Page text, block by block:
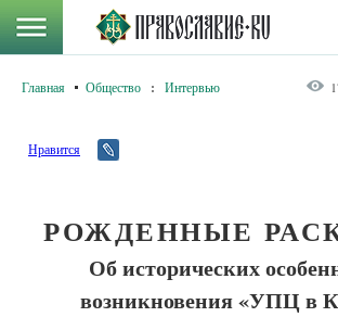
Главная Общество : Интервью
Нравится
РОЖДЕННЫЕ
Об исторических
возникновения «УПЦ в